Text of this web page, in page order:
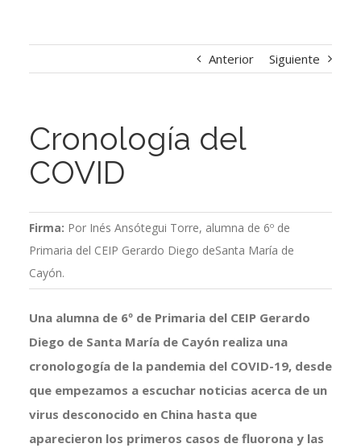
Anterior Siguiente
Cronología del
COVID
Firma: Por Inés Ansótegui Torre, alumna de 6º de
Primaria del CEIP Gerardo Diego deSanta María de
Cayón.
Una alumna de 6º de Primaria del CEIP Gerardo
Diego de Santa María de Cayón realiza una
cronologogía de la pandemia del COVID-19, desde
que empezamos a escuchar noticias acerca de un
virus desconocido en China hasta que
aparecieron los primeros casos de fluorona y las